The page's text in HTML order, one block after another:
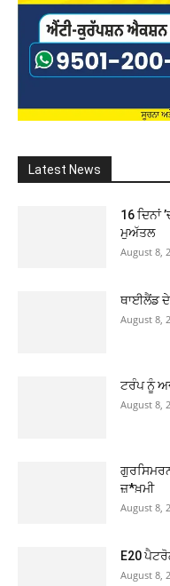
Latest News
16 ਦਿਨਾਂ
ਮੁਅੱਤਲ
August 8,
ਥਾਈਲੈਂਡ ਦੇ
August 8,
ਟਰੰਪ ਨੂੰ
August 8,
ਜ਼*ਖ਼ਮੀ
August 8,
E20
August 8,